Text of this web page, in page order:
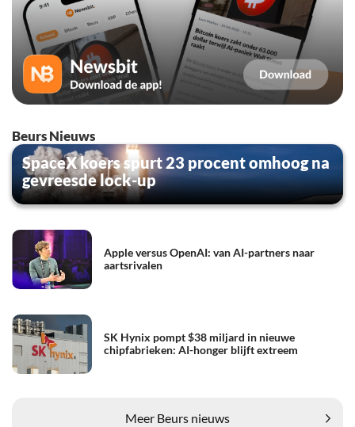
Beurs Nieuws
SpaceX koers spurt 23 procent omhoog na
gevreesde lock-up
Apple versus OpenAI: van AI-partners naar
aartsrivalen
SK Hynix pompt $38 miljard in nieuwe
chipfabrieken: AI-honger blijft extreem
Meer Beurs nieuws